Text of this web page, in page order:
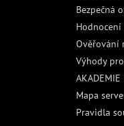
Bezpečná
Ověřování
Výhody
AKADEMIE
Mapa
Pravidla